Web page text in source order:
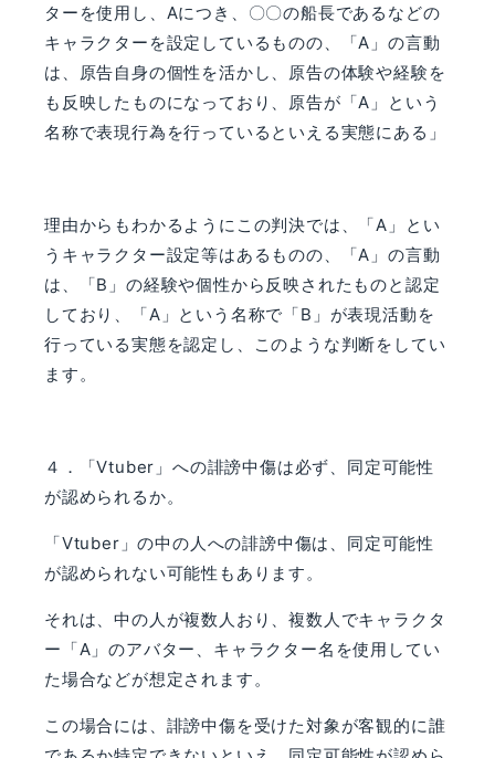
ターを使用し、 Aにつき、〇〇の船長であるなどの
キャラクターを設定しているものの、「A 」の言動
は、原告自身の個性を活かし、原告の体験や経験を
も反映したものになっており、原告が「A 」という
名称で表現行為を行っているといえる実態にある」
理由からもわかるようにこの判決では、「A 」とい
うキャラクター設定等はあるものの、「A 」の言動
は、「B 」の経験や個性から反映されたものと認定
しており、「A 」という名称で「B 」が表現活動を
行っている実態を認定し、このような判断をしてい
ます。
４．「Vtuber 」への誹謗中傷は必ず、同定可能性
が認められるか。
「Vtuber 」の中の人への誹謗中傷は、同定可能性
が認められない可能性もあります。
それは、中の人が複数人おり、複数人でキャラクタ
ー「A 」のアバター、キャラクター名を使用してい
た場合などが想定されます。
この場合には、誹謗中傷を受けた対象が客観的に誰